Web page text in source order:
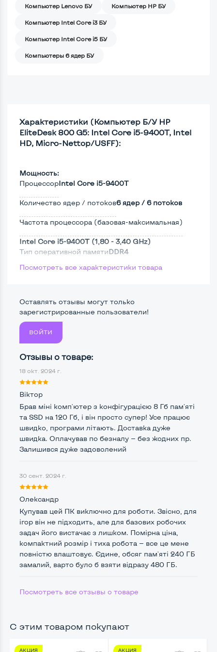
Компьютер Lenovo БУ Компьютер HP БУ
Компьютер Intel Core i3 БУ
Компьютер Intel Core i5 БУ
Компьютеры 6 ядер БУ
Характеристики (Компьютер Б/У HP
EliteDesk 800 G5: Intel Core i5-9400T, Intel
HD, Micro-Nettop/USFF):
Мощность:
ПроцессорIntel Core i5-9400T
Количество ядер / потоков6 ядер / 6 потоков
Частота процессора (базовая-максимальная)
Intel Core i5-9400T (1,80 - 3,40 GHz)
Тип оперативной памятиDDR4
Тип накопителяSSD 2,5"
Жесткий диск
Возможности видеокарты:
Встроенный
Видеопроцессор системного блока
Размер видеопамяти, Гб Динамический
Удобство пользования:
Крепление на монитор сзади
Оптический привод
Операционная системаWin 10 (30 дней)
Разъемы подключения:
Выход VGAДа
Выход DVI
Выход HDMIНет
Картридер для карт SD/SDHC/SDXC
Посмотреть все характеристики товара
Оставлять отзывы могут только
зарегистрированные пользователи!
ВОЙТИ
Отзывы о товаре:
18 окт. 2024 г.
Віктор
Брав міні комп'ютер з конфігурацією 8 Гб пам'яті
та SSD на 120 Гб, і він просто супер! Усе працює
швидко, програми літають. Доставка дуже
швидка. Оплачував по безналу — без жодних пр.
Залишився дуже задоволений
30 сент. 2024 г.
Олександр
Купував цей ПК виключно для роботи. Звісно, для
ігор він не підходить, але для базових робочих
задач його вистачає з лишком. Помірна ціна,
компактний розмір і тиха робота — все це мене
повністю влаштовує. Єдине, обсяг пам'яті 240 ГБ
замалий, варто було б взяти відразу 480 ГБ.
Посмотреть все отзывы о товаре
С этим товаром покупают
АКЦИЯ
АКЦИЯ